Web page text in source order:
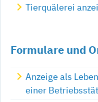
Tierquälerei
Formulare und
Anzeige als
einer